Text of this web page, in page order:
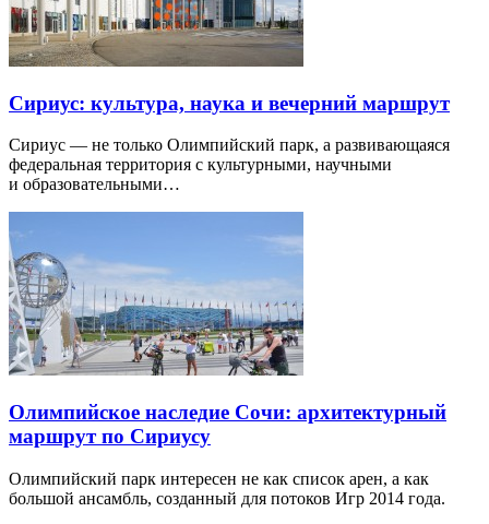
Сириус: культура, наука и вечерний маршрут
Сириус — не только Олимпийский парк, а развивающаяся
федеральная территория с культурными, научными
и образовательными…
Олимпийское наследие Сочи: архитектурный
маршрут по Сириусу
Олимпийский парк интересен не как список арен, а как
большой ансамбль, созданный для потоков Игр 2014 года.